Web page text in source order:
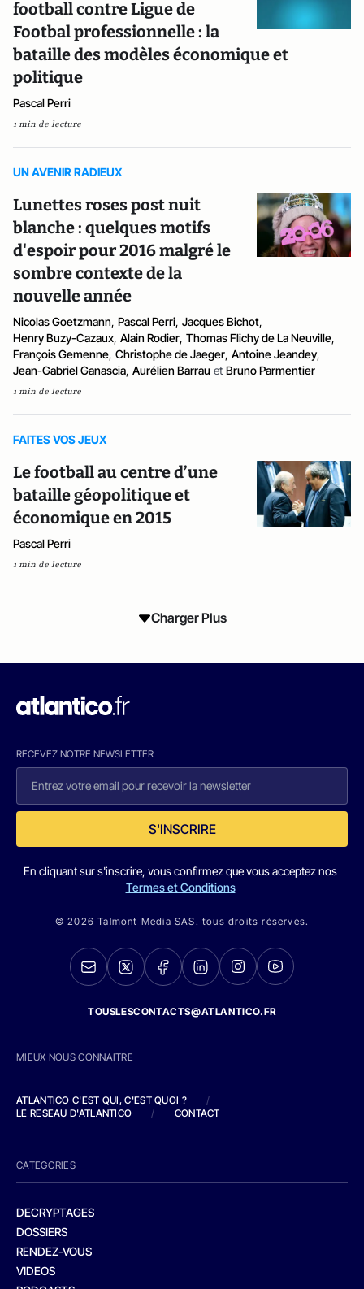
football contre Ligue de
Footbal professionnelle : la
bataille des modèles économique et
politique
Pascal Perri
1 min de lecture
UN AVENIR RADIEUX
Lunettes roses post nuit
blanche : quelques motifs
d'espoir pour 2016 malgré le
sombre contexte de la
nouvelle année
Nicolas Goetzmann, Pascal Perri, Jacques Bichot,
Henry Buzy-Cazaux, Alain Rodier, Thomas Flichy de La Neuville,
François Gemenne, Christophe de Jaeger, Antoine Jeandey,
Jean-Gabriel Ganascia, Aurélien Barrau et Bruno Parmentier
1 min de lecture
FAITES VOS JEUX
Le football au centre d’une
bataille géopolitique et
économique en 2015
Pascal Perri
1 min de lecture
Charger Plus
RECEVEZ NOTRE NEWSLETTER
S'INSCRIRE
En cliquant sur s'inscrire, vous confirmez que vous acceptez nos
Termes et Conditions
© 2026 Talmont Media SAS. tous droits réservés.
TOUSLESCONTACTS@ATLANTICO.FR
MIEUX NOUS CONNAITRE
ATLANTICO C'EST QUI, C'EST QUOI ?
/
LE RESEAU D'ATLANTICO
/ CONTACT
CATEGORIES
DECRYPTAGES
DOSSIERS
RENDEZ-VOUS
VIDEOS